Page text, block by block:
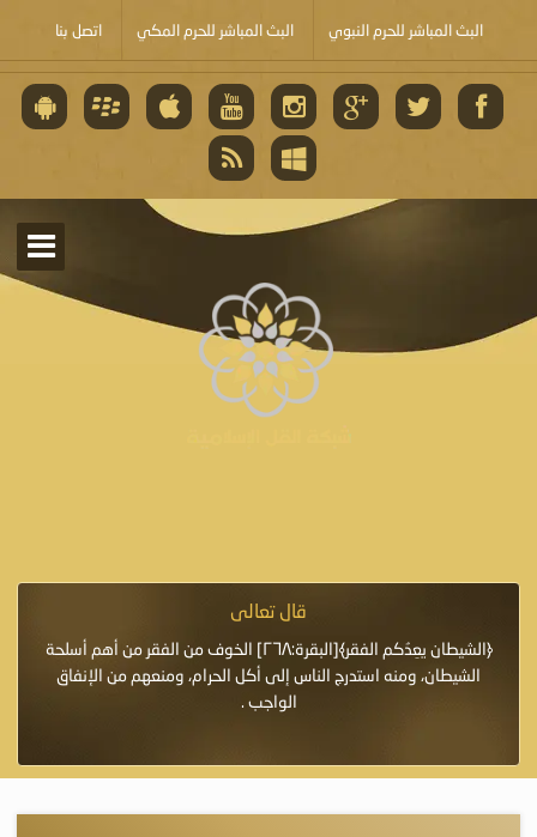
البث المباشر للحرم النبوي البث المباشر للحرم المكي اتصل بنا
قال تعالى
﴿الشيطان يعِدُكم الفقر﴾[البقرة:٢٦٨] الخوف من الفقر من أهم أسلحة
الشيطان، ومنه استدرج الناس إلى أكل الحرام، ومنعهم من الإنفاق
الواجب .